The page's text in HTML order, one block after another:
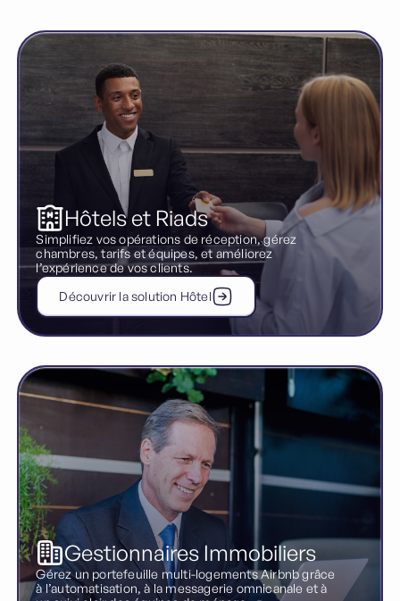
Hôtels et Riads
Simplifiez vos opérations de réception, gérez
chambres, tarifs et équipes, et améliorez
l’expérience de vos clients.
Découvrir la solution Hôtel
Gestionnaires Immobiliers
Gérez un portefeuille multi-logements Airbnb grâce
à l’automatisation, à la messagerie omnicanale et à